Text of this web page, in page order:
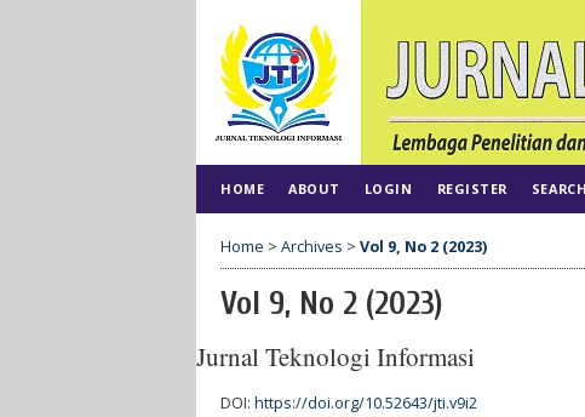
HOME ABOUT LOGIN REGISTER SEARCH
Home > Archives > Vol 9, No 2 (2023)
Vol 9, No 2 (2023)
Jurnal Teknologi Informasi
DOI: https://doi.org/10.52643/jti.v9i2